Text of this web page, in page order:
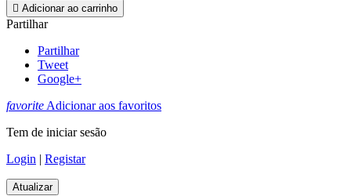
 Adicionar ao carrinho
Partilhar
Partilhar
Tweet
Google+
favorite Adicionar aos favoritos
Tem de iniciar sesão
Login | Registar